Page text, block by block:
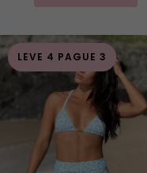
LEVE 4 PAGUE 3